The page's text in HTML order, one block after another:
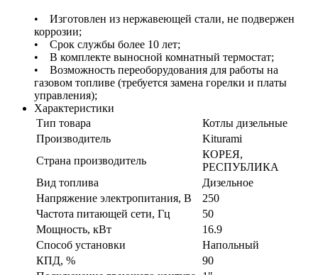
• Изготовлен из нержавеющей стали, не подвержен
коррозии;
• Срок службы более 10 лет;
• В комплекте выносной комнатный термостат;
• Возможность переоборудования для работы на
газовом топливе (требуется замена горелки и платы
управления);
Характеристики
Тип товара
Котлы дизельные
Производитель
Kiturami
Страна производитель
КОРЕЯ,
РЕСПУБЛИКА
Вид топлива
Дизельное
Напряжение электропитания, В
250
Частота питающей сети, Гц
50
Мощность, кВт
16.9
Способ установки
Напольный
КПД, %
90